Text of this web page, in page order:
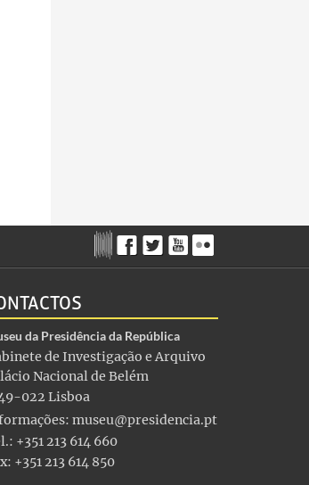
da Presidência da República
de Investigação e Arquivo
Nacional de Belém
022 Lisboa
museu@presidencia.pt
+351 213 614 660
+351 213 614 850